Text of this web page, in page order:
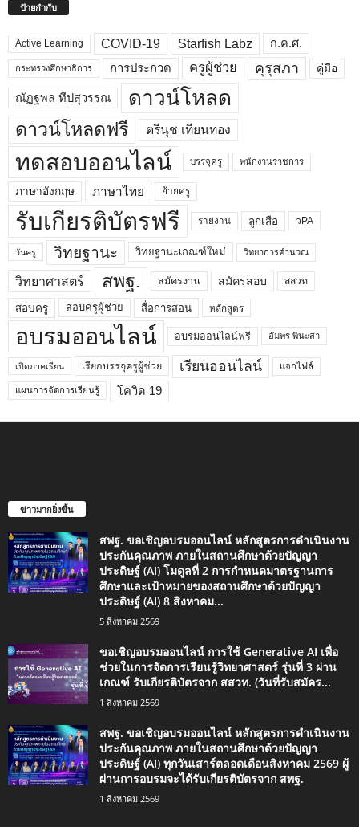
ป้ายกำกับ
Active Learning COVID-19 Starfish Labz ก.ค.ศ.
กระทรวงศึกษาธิการ การประกวด ครูผู้ช่วย คุรุสภา คู่มือ
ณัฏฐพล ทีปสุวรรณ ดาวน์โหลด
ดาวน์โหลดฟรี ตรีนุช เทียนทอง
ทดสอบออนไลน์ บรรจุครู พนักงานราชการ
ภาษาอังกฤษ ภาษาไทย ย้ายครู
รับเกียรติบัตรฟรี รายงาน ลูกเสือ วPA
วันครู วิทยฐานะ วิทยฐานะเกณฑ์ใหม่ วิทยาการคำนวณ
วิทยาศาสตร์ สพฐ. สมัครงาน สมัครสอบ สสวท
สอบครู สอบครูผู้ช่วย สื่อการสอน หลักสูตร
อบรมออนไลน์ อบรมออนไลน์ฟรี อัมพร พินะสา
เปิดภาคเรียน เรียกบรรจุครูผู้ช่วย เรียนออนไลน์ แจกไฟล์
แผนการจัดการเรียนรู้ โควิด 19
ข่าวมากยิ่งขึ้น
สพฐ. ขอเชิญอบรมออนไลน์ หลักสูตรการดำเนินงาน
ประกันคุณภาพ ภายในสถานศึกษาด้วยปัญญา
ประดิษฐ์ (AI) โมดูลที่ 2 การกำหนดมาตรฐานการ
ศึกษาและเป้าหมายของสถานศึกษาด้วยปัญญา
ประดิษฐ์ (AI) 8 สิงหาคม...
5 สิงหาคม 2569
ขอเชิญอบรมออนไลน์ การใช้ Generative AI เพื่อ
ช่วยในการจัดการเรียนรู้วิทยาศาสตร์ รุ่นที่ 3 ผ่าน
เกณฑ์ รับเกียรติบัตรจาก สสวท. (วันที่รับสมัคร...
1 สิงหาคม 2569
สพฐ. ขอเชิญอบรมออนไลน์ หลักสูตรการดำเนินงาน
ประกันคุณภาพ ภายในสถานศึกษาด้วยปัญญา
ประดิษฐ์ (AI) ทุกวันเสาร์ตลอดเดือนสิงหาคม 2569 ผู้
ผ่านการอบรมจะได้รับเกียรติบัตรจาก สพฐ.
1 สิงหาคม 2569